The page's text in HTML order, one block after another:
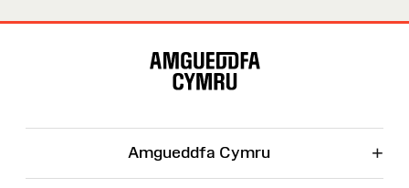
Amgueddfa Cymru +